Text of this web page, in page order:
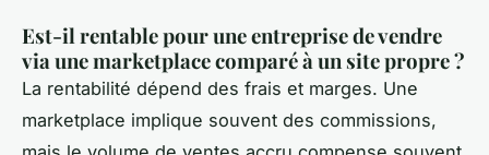
Est-il rentable pour une entreprise de vendre
via une marketplace comparé à un site propre ?
La rentabilité dépend des frais et marges. Une
marketplace implique souvent des commissions,